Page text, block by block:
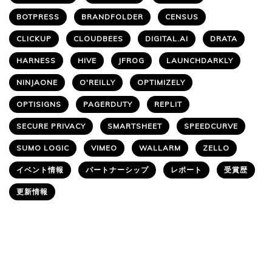
BOTPRESS BRANDFOLDER CENSUS
CLICKUP CLOUDBEES DIGITAL.AI DRATA
HARNESS HIVE JFROG LAUNCHDARKLY
NINJAONE O'REILLY OPTIMIZELY
OPTISIGNS PAGERDUTY REPLIT
SECURE PRIVACY SMARTSHEET SPEEDCURVE
SUMO LOGIC VIMEO WALLARM ZELLO
イベント情報 パートナーシップ レポート 受賞歴
更新情報